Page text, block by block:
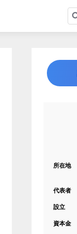
所在地
代表者
設立
資本金